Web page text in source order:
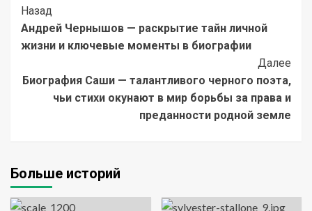
Post
Navigation
Назад
Андрей Чернышов — раскрытие тайн личной
жизни и ключевые моменты в биографии
Далее
Биография Саши — талантливого черного поэта,
чьи стихи окунают в мир борьбы за права и
преданности родной земле
Больше историй